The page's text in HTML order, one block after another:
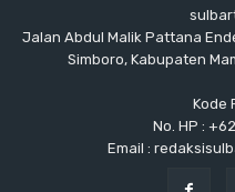
Jalan Abdul Malik Pattana
Simboro, Kabupaten
Kode
No. HP :
Email :